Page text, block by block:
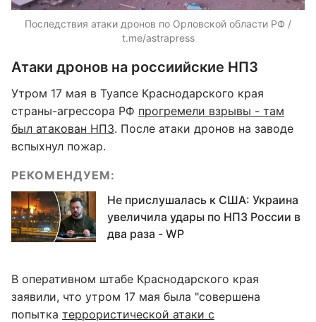
Последствия атаки дронов по Орловской области РФ /
t.me/astrapress
Атаки дронов на россиийские НПЗ
Утром 17 мая в Туапсе Краснодарского края
страны-агрессора РФ прогремели взрывы - там
был атакован НПЗ. После атаки дронов на заводе
вспыхнул пожар.
РЕКОМЕНДУЕМ:
Не прислушалась к США: Украина
увеличила удары по НПЗ России в
два раза - WP
В оперативном штабе Краснодарского края
заявили, что утром 17 мая была "совершена
попытка террористической атаки с